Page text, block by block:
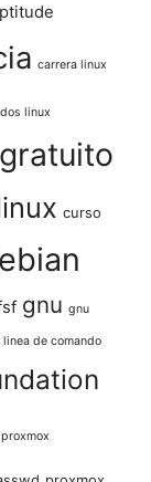
carrera linux
linux
curso
gnu gnu
linea de comando